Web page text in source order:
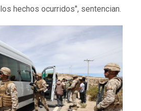
hechos ocurridos", sentencian.